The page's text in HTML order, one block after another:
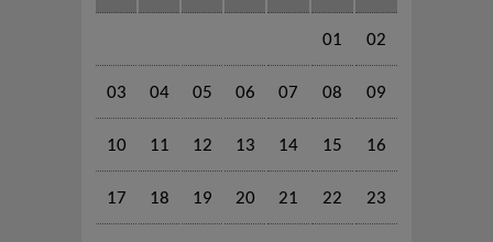
01 02
03 04 05 06 07 08 09
10 11 12 13 14 15 16
17 18 19 20 21 22 23